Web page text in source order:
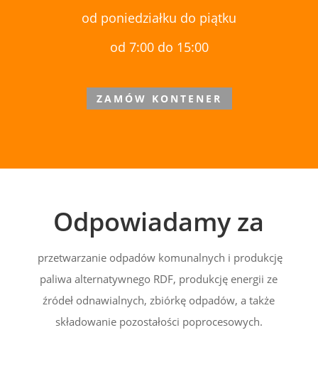
od poniedziałku do piątku
od 7:00 do 15:00
ZAMÓW KONTENER
Odpowiadamy za
przetwarzanie odpadów komunalnych i produkcję
paliwa alternatywnego RDF, produkcję energii ze
źródeł odnawialnych, zbiórkę odpadów, a także
składowanie pozostałości poprocesowych.